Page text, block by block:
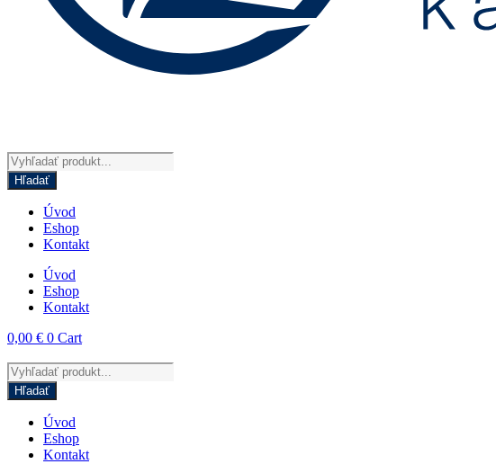
Products
search
Hľadať
Úvod
Eshop
Kontakt
Úvod
Eshop
Kontakt
0,00 € 0 Cart
Products
search
Hľadať
Úvod
Eshop
Kontakt